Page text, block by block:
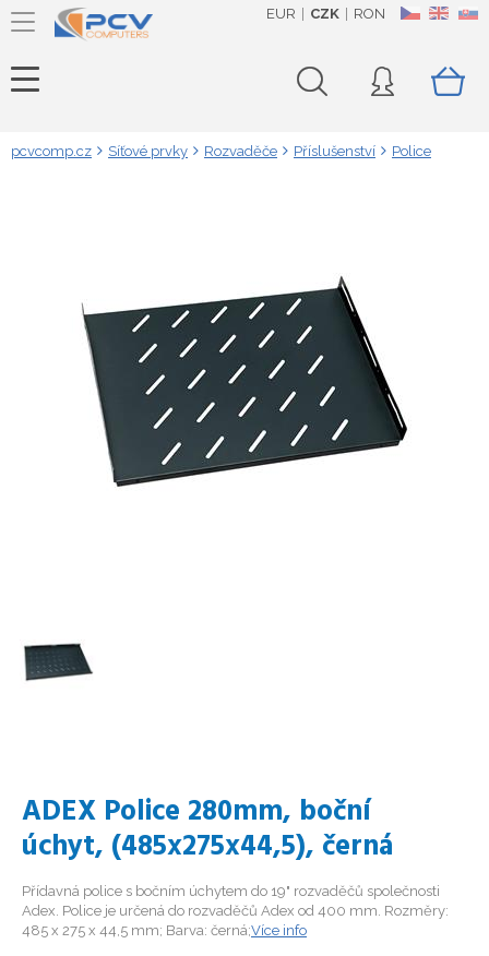
CZ EN SK
EUR CZK RON
pcvcomp.cz Síťové prvky Rozvaděče Příslušenství Police
ADEX Police 280mm, boční
úchyt, (485x275x44,5), černá
Přídavná police s bočním úchytem do 19" rozvaděčů společnosti
Adex. Police je určená do rozvaděčů Adex od 400 mm. Rozměry:
485 x 275 x 44,5 mm; Barva: černá;Více info